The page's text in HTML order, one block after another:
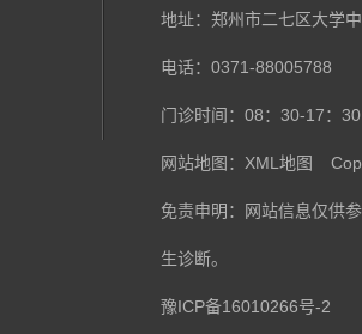
地址：郑州市二七区大学
电话：0371-88005788
门诊时间：08：30-17：30
网站地图： XML地图
免责申明：网站信息仅供
生诊断。
豫ICP备16010266号-2